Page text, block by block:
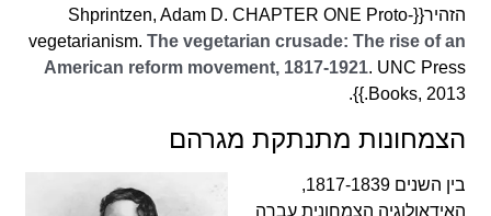
הזהיר{{Shprintzen, Adam D. CHAPTER ONE Proto-
vegetarianism. The vegetarian crusade: The rise of an
American reform movement, 1817-1921. UNC Press
Books, 2013.}}.
הצמחונות מתנתקת מגרהם
בין השנים 1817-1839,
האידאולוגיה הצמחונית עברה